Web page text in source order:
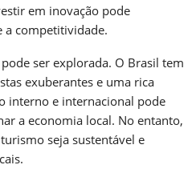
em inovação pode
a competitividade.
ser explorada. O Brasil tem
exuberantes e uma rica
interno e internacional pode
a economia local. No entanto,
seja sustentável e